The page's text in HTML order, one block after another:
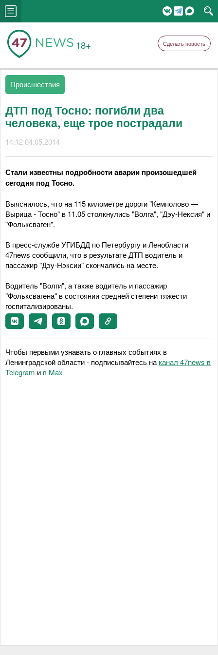
18+ Сделать новость
Происшествия
ДТП под Тосно: погибли два
человека, еще трое пострадали
14:12 04.05.2014
Стали известны подробности аварии произошедшей
сегодня под Тосно.
Выяснилось, что на 115 километре дороги "Кемполово —
Вырица - Тосно" в 11.05 столкнулись "Волга", "Дэу-Нексия" и
"Фольксваген".
В пресс-службе УГИБДД по Петербургу и Ленобласти
47news сообщили, что в результате ДТП водитель и
пассажир "Дэу-Нэксии" скончались на месте.
Водитель "Волги", а также водитель и пассажир
"Фольксвагена" в состоянии средней степени тяжести
госпитализированы.
Чтобы первыми узнавать о главных событиях в
Ленинградской области - подписывайтесь на канал 47news в
Telegram и в Maх